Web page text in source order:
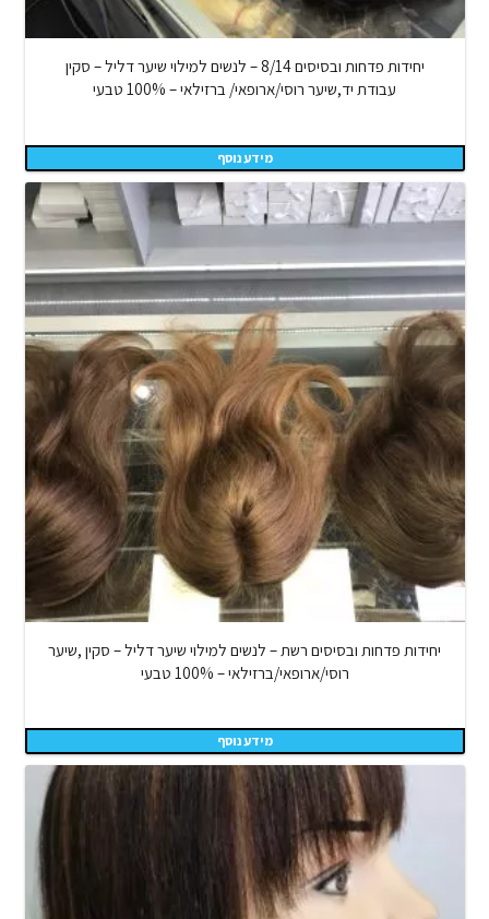
יחידות פדחות ובסיסים 8/14 – לנשים למילוי שיער דליל – סקין
עבודת יד,שיער רוסי/ארופאי/ ברזילאי – 100% טבעי
מידע נוסף
יחידות פדחות ובסיסים רשת – לנשים למילוי שיער דליל – סקין ,שיער
רוסי/ארופאי/ברזילאי – 100% טבעי
מידע נוסף